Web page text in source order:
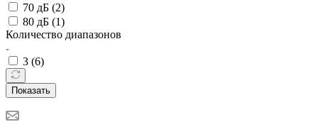
70 дБ (2)
80 дБ (1)
Количество диапазонов
3 (6)
Показать